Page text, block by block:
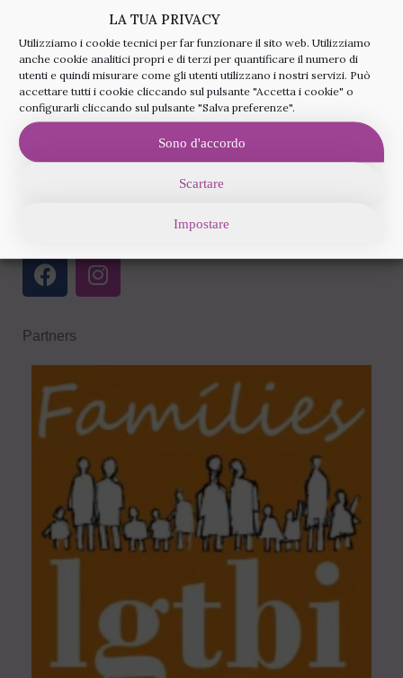
LA TUA PRIVACY
Utilizziamo i cookie tecnici per far funzionare il sito web. Utilizziamo
anche cookie analitici propri e di terzi per quantificare il numero di
utenti e quindi misurare come gli utenti utilizzano i nostri servizi. Può
accettare tutti i cookie cliccando sul pulsante "Accetta i cookie" o
configurarli cliccando sul pulsante "Salva preferenze".
Sono d'accordo
Scartare
Impostare
Seguici sui social media
Partners